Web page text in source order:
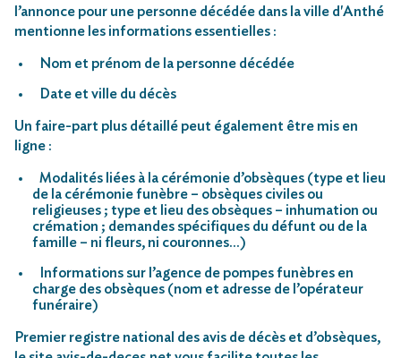
l’annonce pour une personne décédée dans la ville d'Anthé
mentionne les informations essentielles :
Nom et prénom de la personne décédée
Date et ville du décès
Un faire-part plus détaillé peut également être mis en
ligne :
Modalités liées à la cérémonie d’obsèques (type et lieu
de la cérémonie funèbre – obsèques civiles ou
religieuses ; type et lieu des obsèques – inhumation ou
crémation ; demandes spécifiques du défunt ou de la
famille – ni fleurs, ni couronnes…)
Informations sur l’agence de pompes funèbres en
charge des obsèques (nom et adresse de l’opérateur
funéraire)
Premier registre national des avis de décès et d’obsèques,